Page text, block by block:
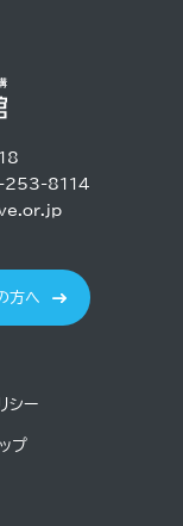
253-8114
方へ
シー
プ